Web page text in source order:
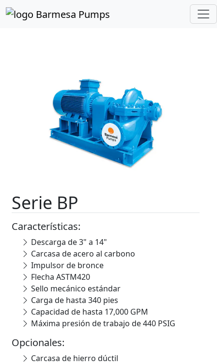
Inicio Catálogo de Productos
Serie BP
Características:
Descarga de 3" a 14"
Carcasa de acero al carbono
Impulsor de bronce
Flecha ASTM420
Sello mecánico estándar
Carga de hasta 340 pies
Capacidad de hasta 17,000 GPM
Máxima presión de trabajo de 440 PSIG
Opcionales:
Carcasa de hierro dúctil